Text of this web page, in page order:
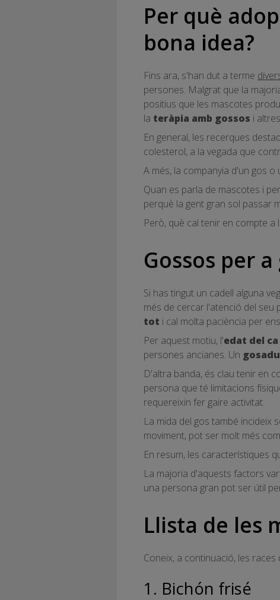
Per què
bona idea?
Fins ara, s'han dut a terme
persones. Malgrat que la
positius que les mascotes
la teràpia amb gossos i
En general, les recerques
colesterol, a la vegada que
A més, la companyia d'un gos
Quan es parla de mascotes i
perquè la gent gran sol passar
Però, què cal tenir en compte
Gossos per
Si has tingut un cadell alguna
més de cercar l'atenció del seu
tot i cal molta paciència per
Per aquest motiu, l'edat del ca
persones ancianes. Un gos
D'altra banda, és clau tenir en
persona que té limitacions
requereixin fer gaire activitat.
La mida del gos també incideix
moviment, pot ser molt més
En resum, les característiques
La majoria d'aquests factors
una persona gran pot ser útil
Llista de les
Coneix, a continuació, les
1. Bichón frisé